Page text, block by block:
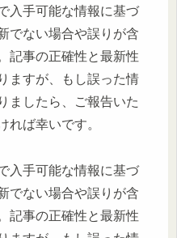
入手可能な情報に基づ
でない場合や誤りが含
記事の正確性と最新性
ますが、もし誤った情
ましたら、ご報告いた
れば幸いです。
入手可能な情報に基づ
でない場合や誤りが含
記事の正確性と最新性